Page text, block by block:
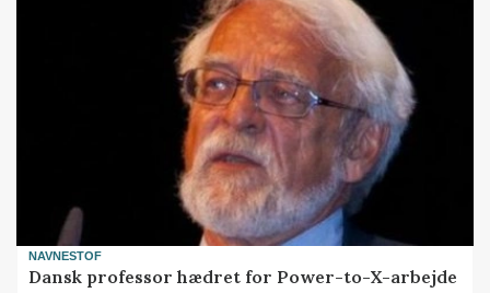
NAVNESTOF
Dansk professor hædret for Power-to-X-arbejde